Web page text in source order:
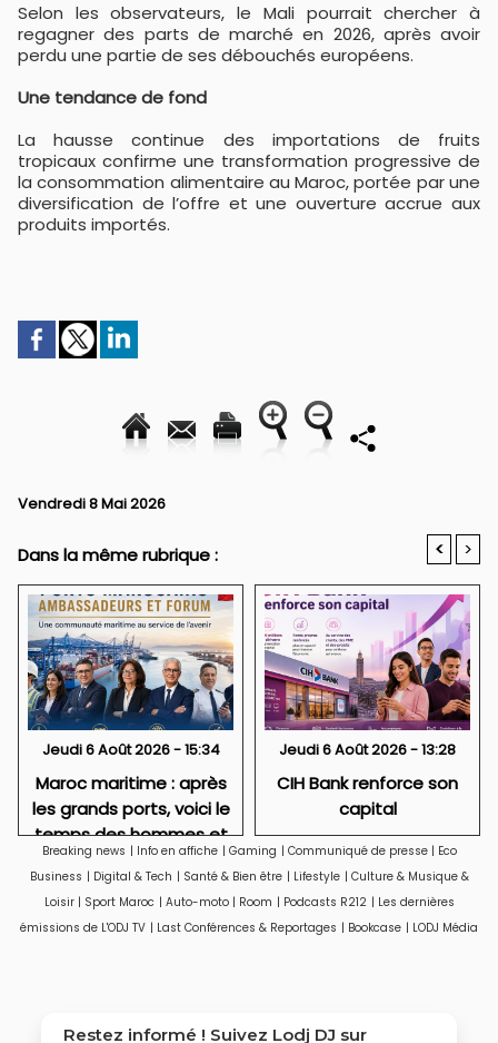
Selon les observateurs, le Mali pourrait chercher à
regagner des parts de marché en 2026, après avoir
perdu une partie de ses débouchés européens.
Une tendance de fond
La hausse continue des importations de fruits
tropicaux confirme une transformation progressive de
la consommation alimentaire au Maroc, portée par une
diversification de l’offre et une ouverture accrue aux
produits importés.
Vendredi 8 Mai 2026
Dans la même rubrique : < >
Jeudi 6 Août 2026 - 15:34
Maroc maritime : après
les grands ports, voici le
temps des hommes et
des réseaux
Jeudi 6 Août 2026 - 13:28
CIH Bank renforce son
capital
Breaking news | Info en affiche | Gaming | Communiqué de presse | Eco
Business | Digital & Tech | Santé & Bien être | Lifestyle | Culture & Musique &
Loisir | Sport Maroc | Auto-moto | Room | Podcasts R212 | Les dernières
émissions de L'ODJ TV | Last Conférences & Reportages | Bookcase | LODJ Média
Restez informé ! Suivez Lodj DJ sur